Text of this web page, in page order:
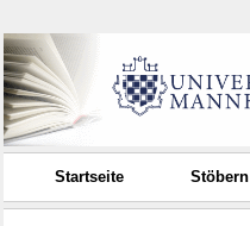
Startseite Stöbern